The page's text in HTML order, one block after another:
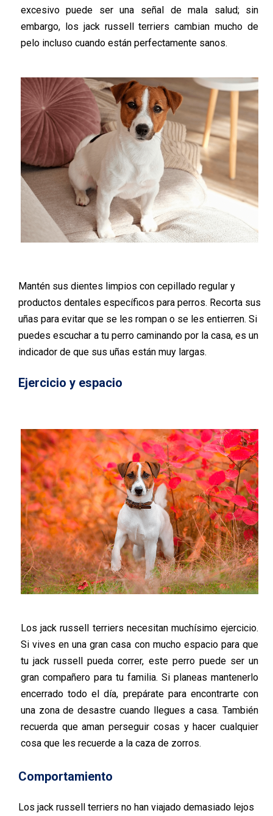
excesivo puede ser una señal de mala salud; sin
embargo, los jack russell terriers cambian mucho de
pelo incluso cuando están perfectamente sanos.
Mantén sus dientes limpios con cepillado regular y
productos dentales específicos para perros. Recorta sus
uñas para evitar que se les rompan o se les entierren. Si
puedes escuchar a tu perro caminando por la casa, es un
indicador de que sus uñas están muy largas.
Ejercicio y espacio
Losjack russell terriers necesitan muchísimoejercicio.
Si vives en una gran casa con mucho espacio para que
tujack russell pueda correr, este perro puede ser un
gran compañero para tu familia. Si planeas mantenerlo
encerrado todo el día, prepárate para encontrarte con
una zonadedesastre cuando llegues a casa. También
recuerda que amanperseguir cosas y hacer cualquier
cosa que les recuerde a la caza de zorros.
Comportamiento
Los jack russell terriers no han viajado demasiado lejos